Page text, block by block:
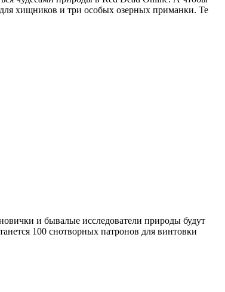
хищников и три особых озерных приманки. Те
и бывалые исследователи природы будут
100 снотворных патронов для винтовки